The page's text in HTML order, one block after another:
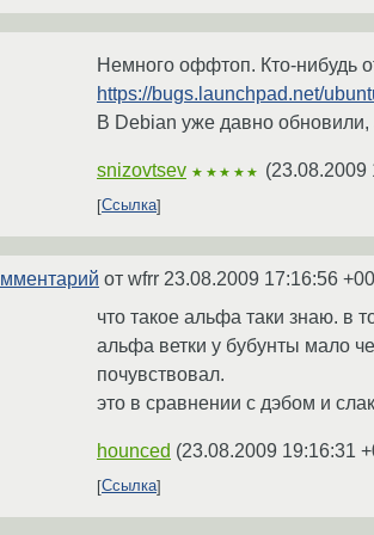
Немного оффтоп. Кто-нибудь
https://bugs.launchpad.net/
В Debian уже давно обновили,
snizovtsev ★★★★★ (23.08.2009
Ссылка
от wfrr 23.08.2009 17:16:56
что такое альфа таки знаю. в
альфа ветки у бубунты мало
почувствовал.
это в сравнении с дэбом и
hounced (23.08.2009 19:16:31
Ссылка